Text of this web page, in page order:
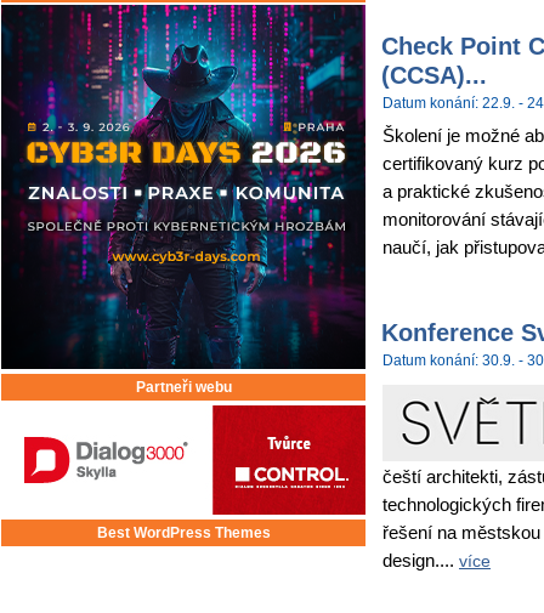
Partneři webu
Best WordPress Themes
Check Point
(CCSA)...
Datum konání: 22.9. -
Školení je možné
certifikovaný kurz
a praktické
monitorování
naučí, jak
Konference
Datum konání: 30.9. -
čeští architekti,
technologických
řešení na
design.... více